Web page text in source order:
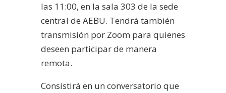
las 11:00, en la sala 303 de la sede
central de AEBU. Tendrá también
transmisión por Zoom para quienes
deseen participar de manera
remota.
Consistirá en un conversatorio que